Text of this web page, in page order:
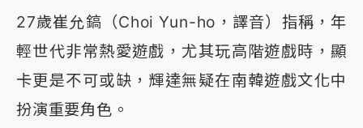
27歲崔允鎬（Choi Yun-ho，譯音）指稱，年
輕世代非常熱愛遊戲，尤其玩高階遊戲時，顯
卡更是不可或缺，輝達無疑在南韓遊戲文化中
扮演重要角色。